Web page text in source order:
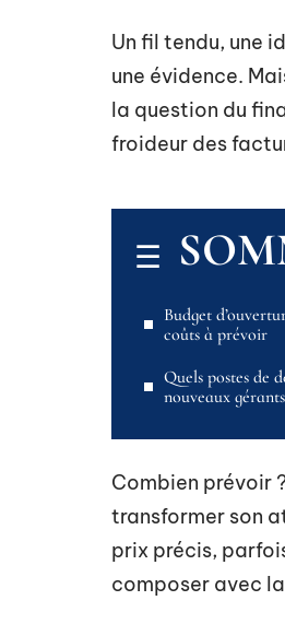
Un fil tendu, une
une évidence.
la question du
froideur des
Budget
coûts à prévoir
Quels postes de
nouveaux
Combien prévoir
transformer son
prix précis,
composer avec